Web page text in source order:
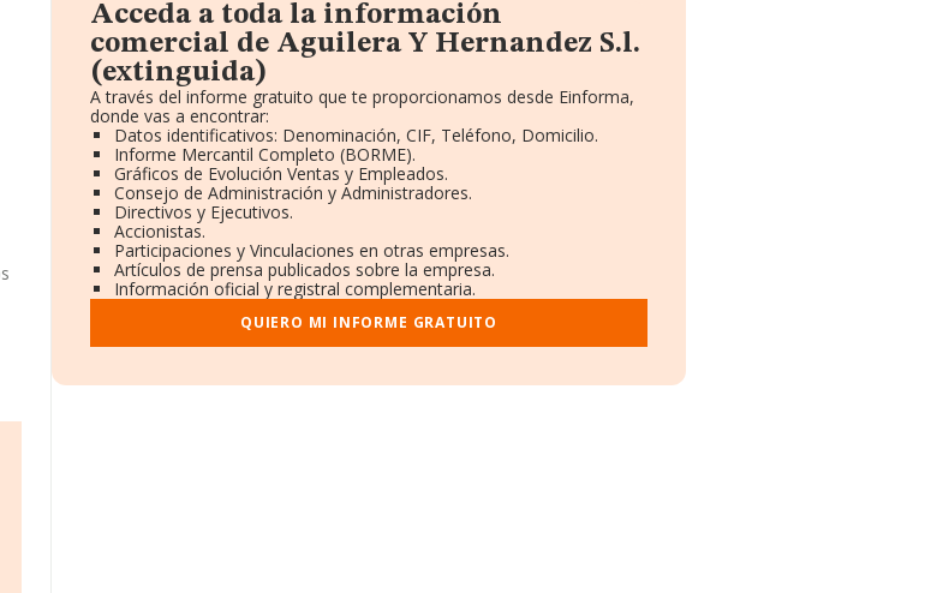
Acceda a toda la información
comercial de Aguilera Y Hernandez S.l.
(extinguida)
A través del informe gratuito que te proporcionamos desde Einforma,
donde vas a encontrar:
Datos identificativos: Denominación, CIF, Teléfono, Domicilio.
Informe Mercantil Completo (BORME).
Gráficos de Evolución Ventas y Empleados.
Consejo de Administración y Administradores.
Directivos y Ejecutivos.
Accionistas.
Participaciones y Vinculaciones en otras empresas.
Artículos de prensa publicados sobre la empresa.
Información oficial y registral complementaria.
QUIERO MI INFORME GRATUITO